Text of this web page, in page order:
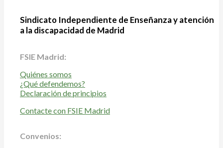
Sindicato Independiente de Enseñanza y atención
a la discapacidad de Madrid
FSIE Madrid:
Quiénes somos
¿Qué defendemos?
Declaración de principios
Contacte con FSIE Madrid
Convenios: